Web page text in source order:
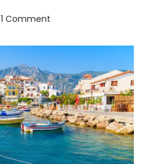
1 Comment